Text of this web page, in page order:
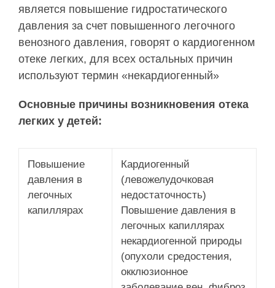
является повышение гидростатического
давления за счет повышенного легочного
венозного давления, говорят о кардиогенном
отеке легких, для всех остальных причин
используют термин «некардиогенный»
Основные причины возникновения отека
легких у детей:
Повышение
давления в
легочных
капиллярах
Кардиогенный
(левожелудочковая
недостаточность)
Повышение давления в
легочных капиллярах
некардиогенной природы
(опухоли средостения,
окклюзионное